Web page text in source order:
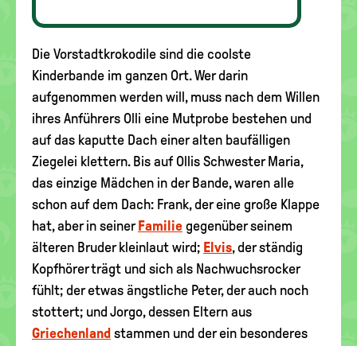
Die Vorstadtkrokodile sind die coolste
Kinderbande im ganzen Ort. Wer darin
aufgenommen werden will, muss nach dem Willen
ihres Anführers Olli eine Mutprobe bestehen und
auf das kaputte Dach einer alten baufälligen
Ziegelei klettern. Bis auf Ollis Schwester Maria,
das einzige Mädchen in der Bande, waren alle
schon auf dem Dach: Frank, der eine große Klappe
hat, aber in seiner Familie gegenüber seinem
älteren Bruder kleinlaut wird; Elvis, der ständig
Kopfhörer trägt und sich als Nachwuchsrocker
fühlt; der etwas ängstliche Peter, der auch noch
stottert; und Jorgo, dessen Eltern aus
Griechenland stammen und der ein besonderes